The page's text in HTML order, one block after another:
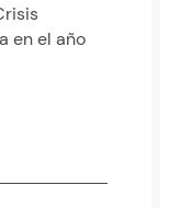
en el año